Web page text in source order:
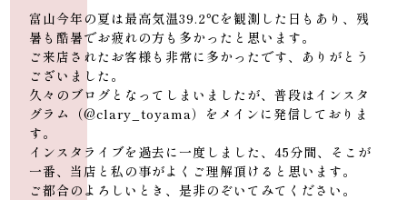
富山今年の夏は最高気温39.2℃を観測した日もあり、残
暑も酷暑でお疲れの方も多かったと思います。
ご来店されたお客様も非常に多かったです、ありがとう
ございました。
久々のブログとなってしまいましたが、普段はインスタ
グラム（@clary_toyama）をメインに発信しておりま
す。
インスタライブを過去に一度しました、45分間、そこが
一番、当店と私の事がよくご理解頂けると思います。
ご都合のよろしいとき、是非のぞいてみてください。